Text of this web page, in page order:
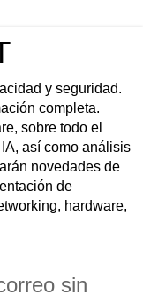
y seguridad.
completa.
sobre todo el
así como análisis
novedades de
de
hardware,
sin